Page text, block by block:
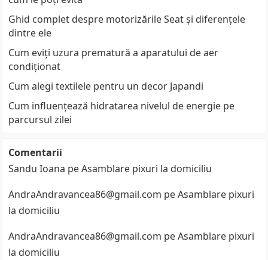
Ghid complet despre motorizările Seat și diferențele
dintre ele
Cum eviți uzura prematură a aparatului de aer
condiționat
Cum alegi textilele pentru un decor Japandi
Cum influențează hidratarea nivelul de energie pe
parcursul zilei
Comentarii
Sandu Ioana peAsamblare pixuri la domiciliu
AndraAndravancea86@gmail.com peAsamblare pixuri
la domiciliu
AndraAndravancea86@gmail.com peAsamblare pixuri
la domiciliu